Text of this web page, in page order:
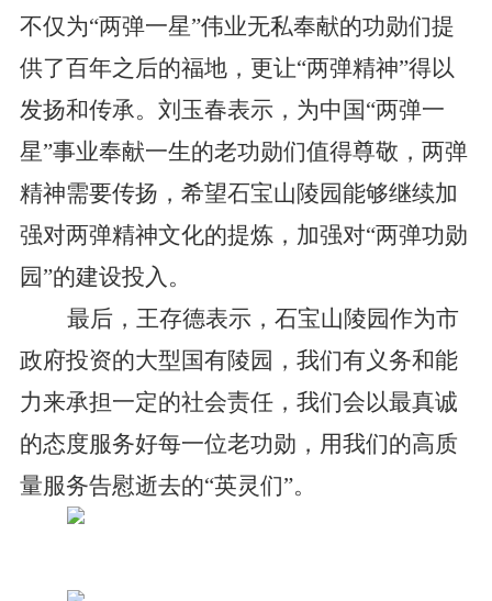
不仅为“两弹一星”伟业无私奉献的功勋们提
供了百年之后的福地，更让“两弹精神”得以
发扬和传承。刘玉春表示，为中国“两弹一
星”事业奉献一生的老功勋们值得尊敬，两弹
精神需要传扬，希望石宝山陵园能够继续加
强对两弹精神文化的提炼，加强对“两弹功勋
园”的建设投入。
最后，王存德表示，石宝山陵园作为市
政府投资的大型国有陵园，我们有义务和能
力来承担一定的社会责任，我们会以最真诚
的态度服务好每一位老功勋，用我们的高质
量服务告慰逝去的“英灵们”。